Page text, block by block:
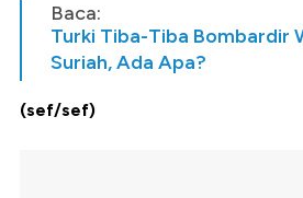
Baca:
Turki Tiba-Tiba Bombardir
Suriah, Ada Apa?
(sef/sef)